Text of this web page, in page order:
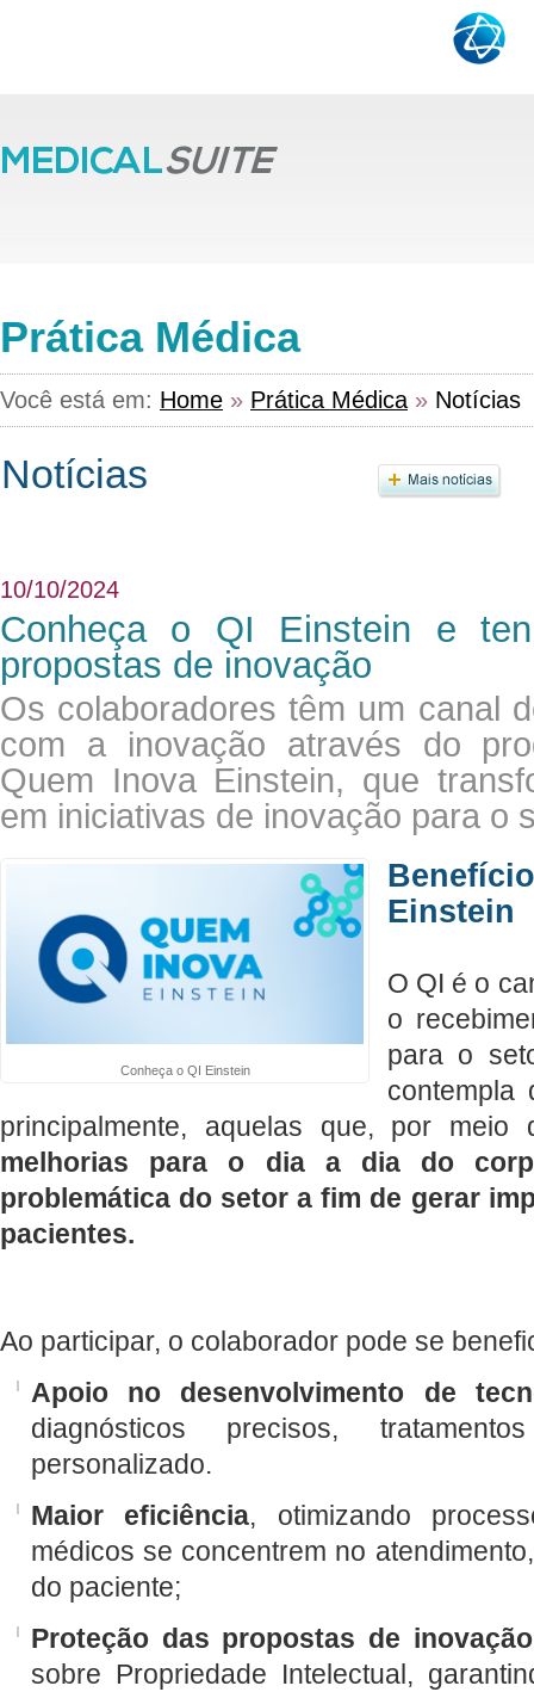
Prática Médica
Você está em: Home » Prática Médica » Notícias
10/10/2024
Conheça o QI Einstein e
propostas de inovação
Os colaboradores têm um canal
com a inovação através do
Quem Inova Einstein, que
em iniciativas de inovação para o
Conheça o QI Einstein
Einstein
O QI é o
o
para o
contempla
principalmente, aquelas que, por meio
melhorias para o dia a dia do
problemática do setor a fim de gerar
pacientes.
Ao participar, o colaborador pode se
Apoio no desenvolvimento de
diagnósticos precisos,
personalizado.
Maior eficiência, otimizando
médicos se concentrem no
do paciente;
Proteção das propostas de inovação
sobre Propriedade Intelectual,